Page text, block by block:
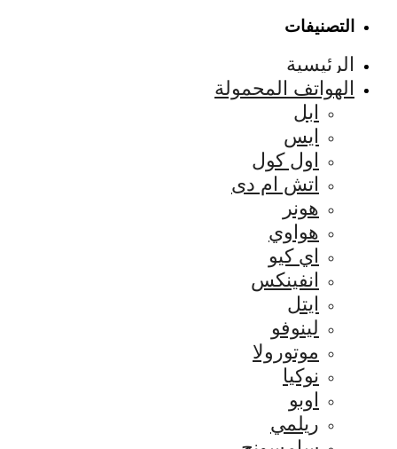
التصنيفات
الرئيسية
الهواتف المحمولة
ابل
ايس
اول كول
اتش ام دى
هونر
هواوي
اي كيو
انفينكس
ايتل
لينوفو
موتورولا
نوكيا
اوبو
ريلمي